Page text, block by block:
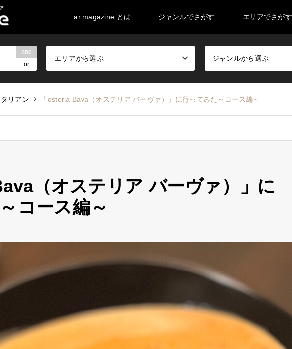
ar magazine とは ジャンルでさがす エリアでさがす
and
or
エリアから選ぶ ジャンルから選ぶ
タリアン 「osteria Bava（オステリア バーヴァ）」に行ってみた～コース編～
（オステリア バーヴァ）」に
コース編～